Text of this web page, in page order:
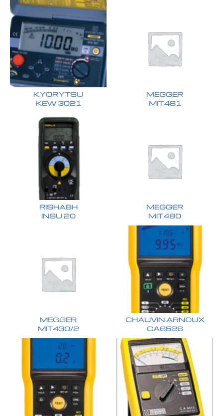
KYORYTSU
KEW 3021
MEGGER
MIT481
RISHABH
INSU 20
MEGGER
MIT480
MEGGER
MIT430/2
CHAUVIN ARNOUX
CA6526